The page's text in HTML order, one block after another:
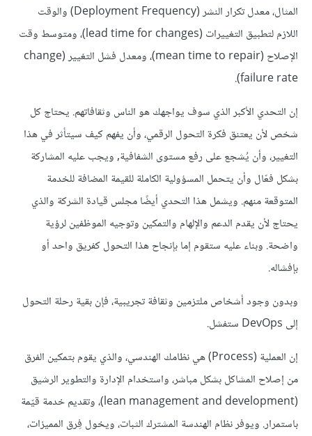
المثال، معدل تكرار النشر (Deployment Frequency) والوقت
اللازم لتطبيق التغييرات (lead time for changes)، ومتوسط وقت
الإصلاح (mean time to repair)، ومعدل فشل التغيير (change
failure rate).
إن التحدي الأكبر الذي سوف يواجهك هو الناس وثقافاتهم. يحتاج كل
شخص لأن يعتنق فكرة التحول الرقمي، وأن يفهم كيف سيتأثر في هذا
التغيير، وأن يُشجع على رفع مستوى الشفافية, ويجب عليه المشاركة
بشكل فعّال وأن يتحمل المسؤولية الكاملة للقيمة المضافة للخدمة
المتوقعة منهم. ويشمل هذا التحدي أيضًا مجلس قيادة الشركة والذي
يحتاج لأن يقدم الدعم والإلهام والتمكين وتوجيه الموظفين لرؤية
واضحة. وبناء عليه ستقوم إما بإنجاح هذا التحول كفريق واحد أو
بإفشاله.
وبدون وجود أشخاص ملتزمين وثقافة تجريبية، فإن بقية رحلة التحول
إلى DevOps ستفشل.
إن العملية (Process) هي نظامك الهندسي، والذي يقوم بتمكين الفرق
من إصلاح المشاكل بشكل مباشر، واستخدام الإدارة والتطوير الرشيق
(lean management and development)، وتقديم خدمة قيّمة
باستمرار. ويوفر نظام الهندسة المشترك الثبات، ويخول فِرق المميزات،